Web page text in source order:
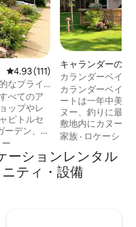
レビュー111件、5つ星中4.93つ
4.93 (111)
なプライ
べてのア
ップやレ
ピトルセ
ーデン、レ
ロントか
寝室2
、充
キャランダーのコ
カランダーベイに
リトリート
カランダーベイの
ートは一年中美しいです。
ヌー、釣りに最
敷地内にカヌー1
艘があります。 カランダーとノースベイ
歩道がたくさんあります。
に最適なエリアで
数分のところにサ
家族 · ロケーショ
ーションレンタル
ティ・設備